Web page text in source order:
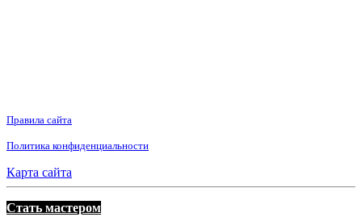
Правила сайта
Политика конфиденциальности
Карта сайта
Стать мастером